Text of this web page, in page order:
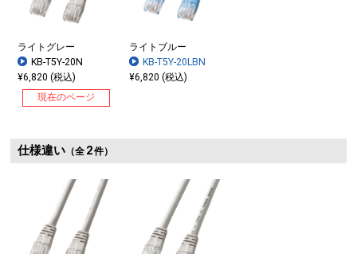
ライトグレー
KB-T5Y-20N
¥6,820 (税込)
現在のページ
ライトブルー
KB-T5Y-20LBN
¥6,820 (税込)
仕様違い（全 2件）